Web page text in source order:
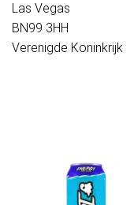
Las Vegas
BN99 3HH
Verenigde Koninkrijk